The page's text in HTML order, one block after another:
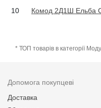
10 Комод 2Д1Ш Ельба
* ТОП товарів в категорії
Допомога покупцеві
Доставка